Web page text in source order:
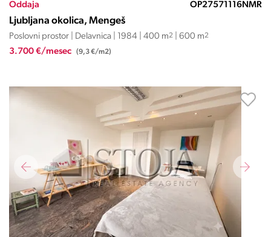
Oddaja OP27571116NMR
Ljubljana okolica, Mengeš
Poslovni prostor | Delavnica | 1984 | 400 m2 | 600 m2
3.700 €/mesec (9,3 €/m2)